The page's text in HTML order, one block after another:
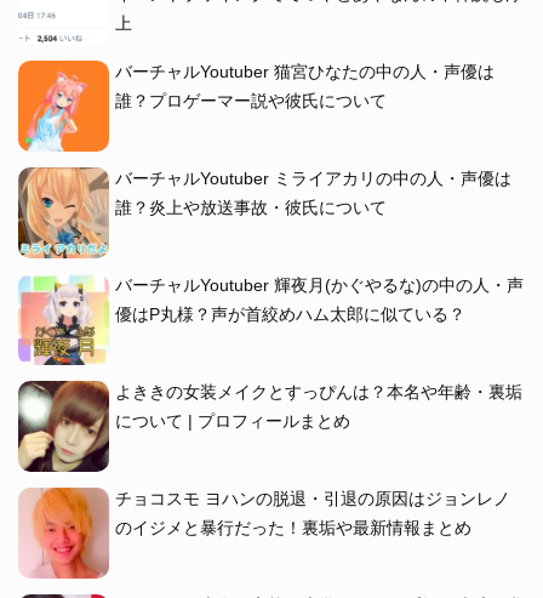
上
バーチャルYoutuber 猫宮ひなたの中の人・声優は
誰？プロゲーマー説や彼氏について
バーチャルYoutuber ミライアカリの中の人・声優は
誰？炎上や放送事故・彼氏について
バーチャルYoutuber 輝夜月(かぐやるな)の中の人・声
優はP丸様？声が首絞めハム太郎に似ている？
よききの女装メイクとすっぴんは？本名や年齢・裏垢
について | プロフィールまとめ
チョコスモ ヨハンの脱退・引退の原因はジョンレノ
のイジメと暴行だった！裏垢や最新情報まとめ